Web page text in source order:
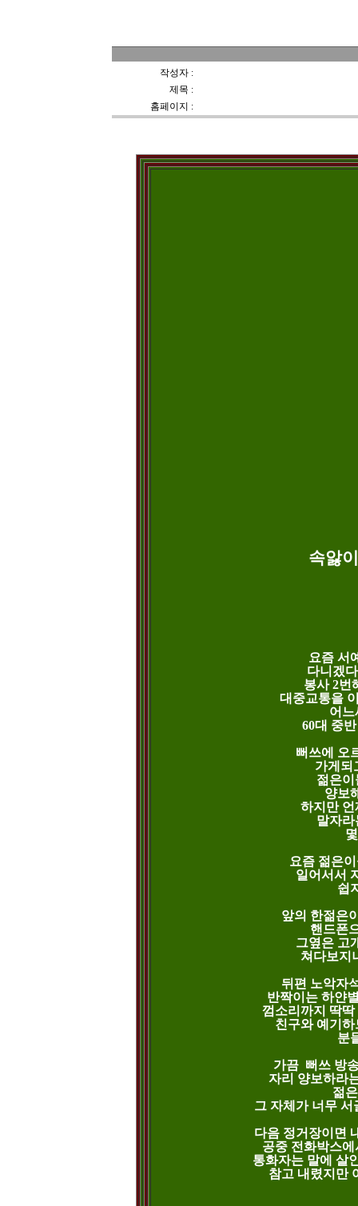
작성자 :
제목 :
홈페이지 :
속앓
요즘 서
다니겠
봉사 2번
대중교통을
어
60대 중
뻐쓰에 오
가게되
젊은
양보
하지만
말자
요즘 젊은
일어서서
쉽
앞의 한젊은
핸드폰
그옆은 고
쳐다보지
뒤편 노악자
반짝이는 하얀
껌소리까지 딱
친구와 예기
분
가끔  뻐쓰 방
자리 양보하라
젊
그 자체가 너무
다음 정거장이면
공중 전화박스
통화자는 말에 살
참고 내렸지만